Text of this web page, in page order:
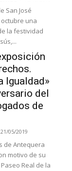
San José
una
la festividad
Igualdad»
del
de
21/05/2019
de Antequera
motivo de su
Real de la